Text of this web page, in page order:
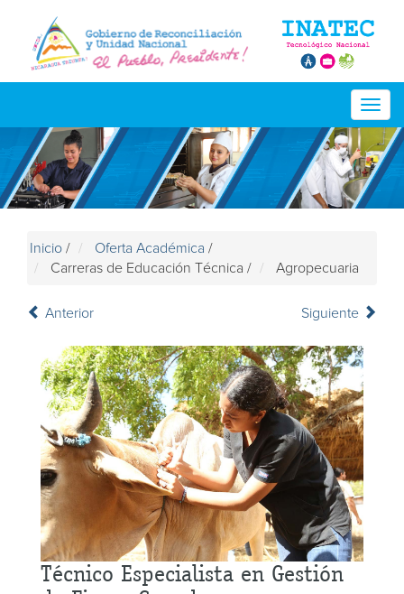
Inicio / Oferta Académica /
Carreras de Educación Técnica / Agropecuaria
Anterior Siguiente
Técnico Especialista en Gestión